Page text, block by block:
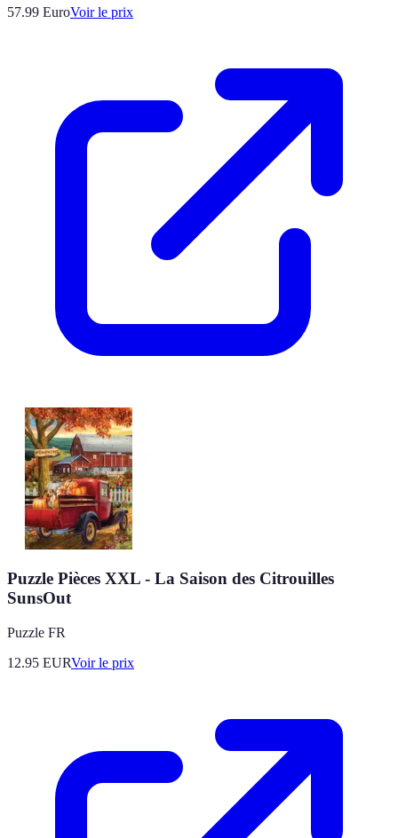
57.99 EuroVoir le prix
Puzzle Pièces XXL - La Saison des Citrouilles
SunsOut
Puzzle FR
12.95 EURVoir le prix